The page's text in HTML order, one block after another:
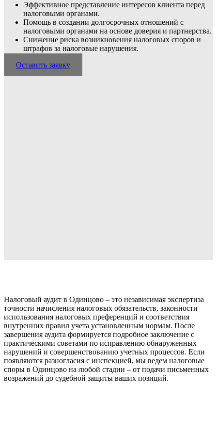
Эффективное представление интересов клиента перед
налоговыми органами.
Помощь в создании долгосрочных отношений с
налоговыми органами на основе доверия и партнерства.
Снижение риска возникновения налоговых споров и
штрафов за налоговые нарушения.
Оставить заявку
Налоговый аудит в Одинцово – это независимая экспертиза
точности начисления налоговых обязательств, законности
использования налоговых преференций и соответствия
внутренних правил учета установленным нормам. После
завершения аудита формируется подробное заключение с
практическими советами по исправлению обнаруженных
нарушений и совершенствованию учетных процессов. Если
появляются разногласия с инспекцией, мы ведем налоговые
споры в Одинцово на любой стадии – от подачи письменных
возражений до судебной защиты ваших позиций.